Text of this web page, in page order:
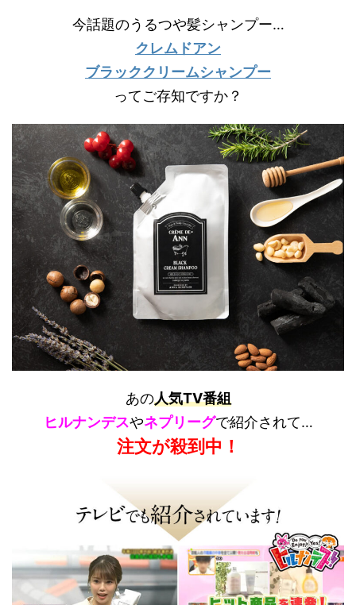
今話題のうるつや髪シャンプー…
クレムドアン
ブラッククリームシャンプー
ってご存知ですか？
あの人気TV番組
ヒルナンデスやネプリーグで紹介されて…
注文が殺到中！